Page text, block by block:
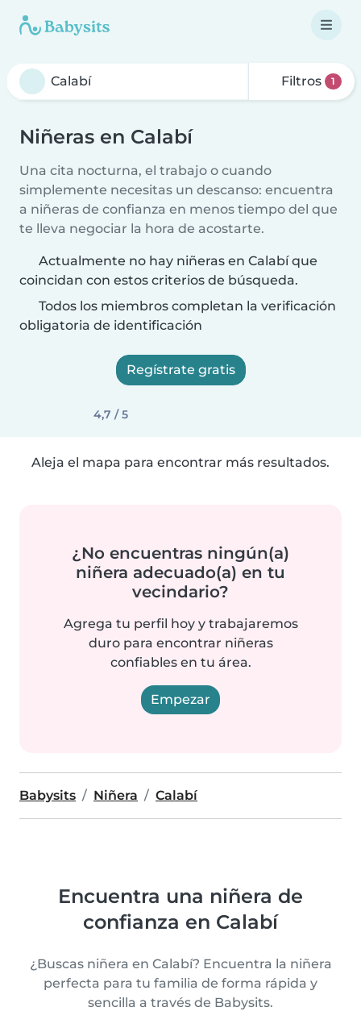
Filtros 1
Niñeras en Calabí
Una cita nocturna, el trabajo o cuando
simplemente necesitas un descanso: encuentra
a niñeras de confianza en menos tiempo del que
te lleva negociar la hora de acostarte.
Actualmente no hay niñeras en Calabí que
coincidan con estos criterios de búsqueda.
Todos los miembros completan la verificación
obligatoria de identificación
Regístrate gratis
4,7 / 5
Aleja el mapa para encontrar más resultados.
¿No encuentras ningún(a)
niñera adecuado(a) en tu
vecindario?
Agrega tu perfil hoy y trabajaremos
duro para encontrar niñeras
confiables en tu área.
Empezar
Babysits Niñera Calabí
Encuentra una niñera de
confianza en Calabí
¿Buscas niñera en Calabí? Encuentra la niñera
perfecta para tu familia de forma rápida y
sencilla a través de Babysits.